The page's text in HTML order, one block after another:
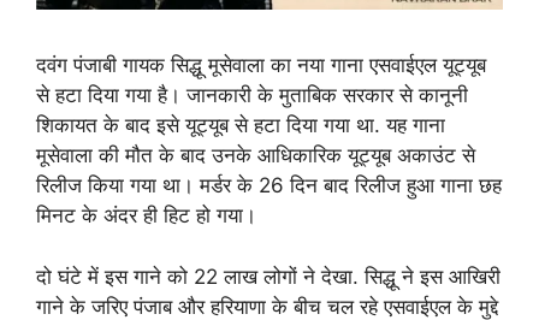
दवंग पंजाबी गायक सिद्धू मूसेवाला का नया गाना एसवाईएल यूट्यूब
से हटा दिया गया है। जानकारी के मुताबिक सरकार से कानूनी
शिकायत के बाद इसे यूट्यूब से हटा दिया गया था. यह गाना
मूसेवाला की मौत के बाद उनके आधिकारिक यूट्यूब अकाउंट से
रिलीज किया गया था। मर्डर के 26 दिन बाद रिलीज हुआ गाना छह
मिनट के अंदर ही हिट हो गया।
दो घंटे में इस गाने को 22 लाख लोगों ने देखा. सिद्धू ने इस आखिरी
गाने के जरिए पंजाब और हरियाणा के बीच चल रहे एसवाईएल के मुद्दे